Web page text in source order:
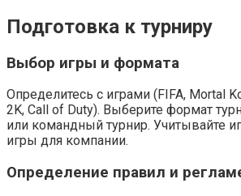
Подготовка к турниру
Выбор игры и формата
Определитесь с играми (FIFA, Mortal
2K, Call of Duty). Выберите формат
или командный турнир. Учитывайте
игры для компании.
Определение правил и